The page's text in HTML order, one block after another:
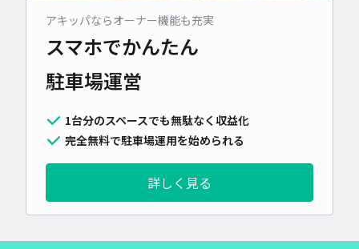
アキッパならオーナー機能も充実
スマホでかんたん
駐車場運営
1台分のスペースでも無駄なく収益化
完全無料で駐車場運用を始められる
詳しく見る